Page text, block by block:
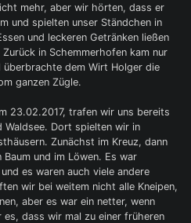
mehr, aber wir hörten, dass er
und spielten unser Ständchen in
und leckeren Getränken ließen
in Schemmerhofen kam nur
dem Wirt Holger die
ganzen Zügle.
23.02.2017, trafen wir uns bereits
Waldsee. Dort spielten wir in
Zunächst im Kreuz, dann
und im Löwen. Es war
es waren auch viele andere
wir bei weitem nicht alle Kneipen,
aber es war ein netter, wenn
dass wir mal zu einer früheren